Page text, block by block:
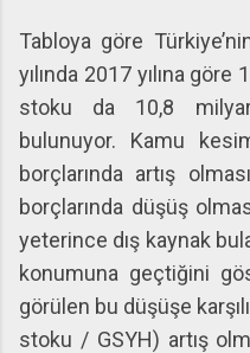
Tabloya göre
yılında 2017 yılına
stoku da 10,8
bulunuyor. Kamu
borçlarında artış
borçlarında düşüş
yeterince dış kaynak
konumuna geçtiğini
görülen bu düşüşe
stoku / GSYH) artış